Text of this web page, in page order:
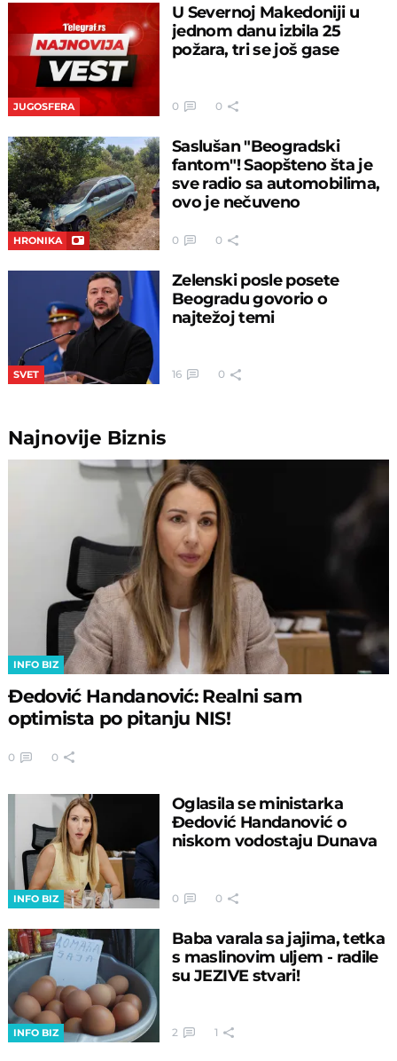
JUGOSFERA
U Severnoj Makedoniji u
jednom danu izbila 25
požara, tri se još gase
0 0
HRONIKA
Saslušan "Beogradski
fantom"! Saopšteno šta je
sve radio sa automobilima,
ovo je nečuveno
0 0
SVET
Zelenski posle posete
Beogradu govorio o
najtežoj temi
16 0
Najnovije Biznis
INFO BIZ
Đedović Handanović: Realni sam
optimista po pitanju NIS!
0 0
INFO BIZ
Oglasila se ministarka
Đedović Handanović o
niskom vodostaju Dunava
0 0
INFO BIZ
Baba varala sa jajima, tetka
s maslinovim uljem - radile
su JEZIVE stvari!
2 1